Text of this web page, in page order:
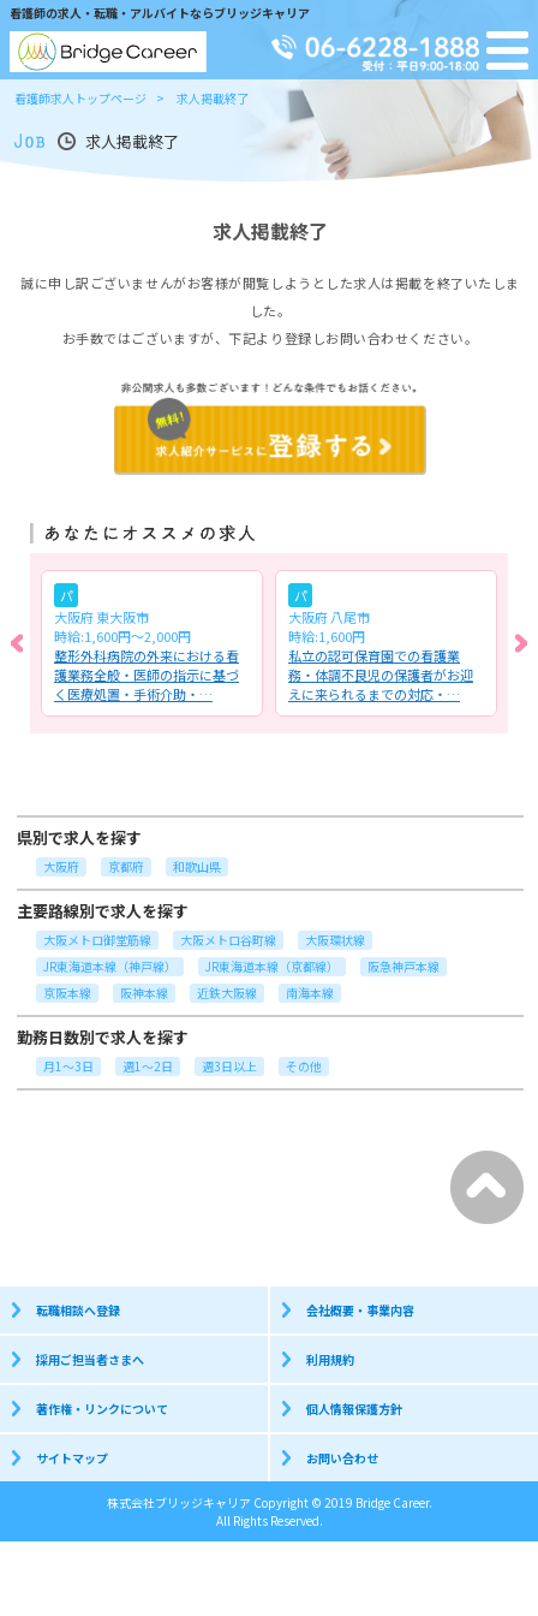
看護師の求人・転職・アルバイトならブリッジキャリア
看護師求人トップページ 求人掲載終了
求人掲載終了
求人掲載終了
誠に申し訳ございませんがお客様が閲覧しようとした求人は掲載を終了いたしま
した。
お手数ではございますが、下記より登録しお問い合わせください。
パ
大阪府 東大阪市
時給:1,600円〜2,000円
整形外科病院の外来における看
護業務全般・医師の指示に基づ
く医療処置・手術介助・…
パ
大阪府 八尾市
時給:1,600円
私立の認可保育園での看護業
務・体調不良児の保護者がお迎
えに来られるまでの対応・…
県別で求人を探す
大阪府 京都府 和歌山県
主要路線別で求人を探す
大阪メトロ御堂筋線 大阪メトロ谷町線
大阪環状線
JR東海道本線（神戸線）
JR東海道本線（京都線）
阪急神戸本線
京阪本線
阪神本線 近鉄大阪線 南海本線
勤務日数別で求人を探す
月1～3日 週1～2日 週3日以上 その他
転職相談へ登録 会社概要・事業内容
採用ご担当者さまへ 利用規約
著作権・リンクについて 個人情報保護方針
サイトマップ お問い合わせ
株式会社ブリッジキャリア Copyright © 2019 Bridge Career.
All Rights Reserved.